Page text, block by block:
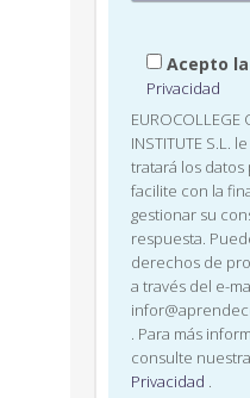
Acepto la
Privacidad
EUROCOLLEGE
INSTITUTE S.L.
tratará los datos
facilite con la
gestionar su
respuesta.
derechos de
a través del e-
. Para más
consulte nuestra
Privacidad .